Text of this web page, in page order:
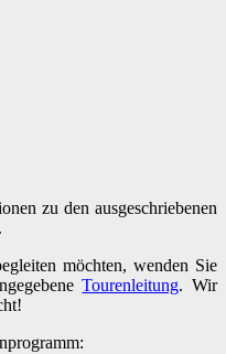
zu den ausgeschriebenen
möchten, wenden Sie
Tourenleitung. Wir